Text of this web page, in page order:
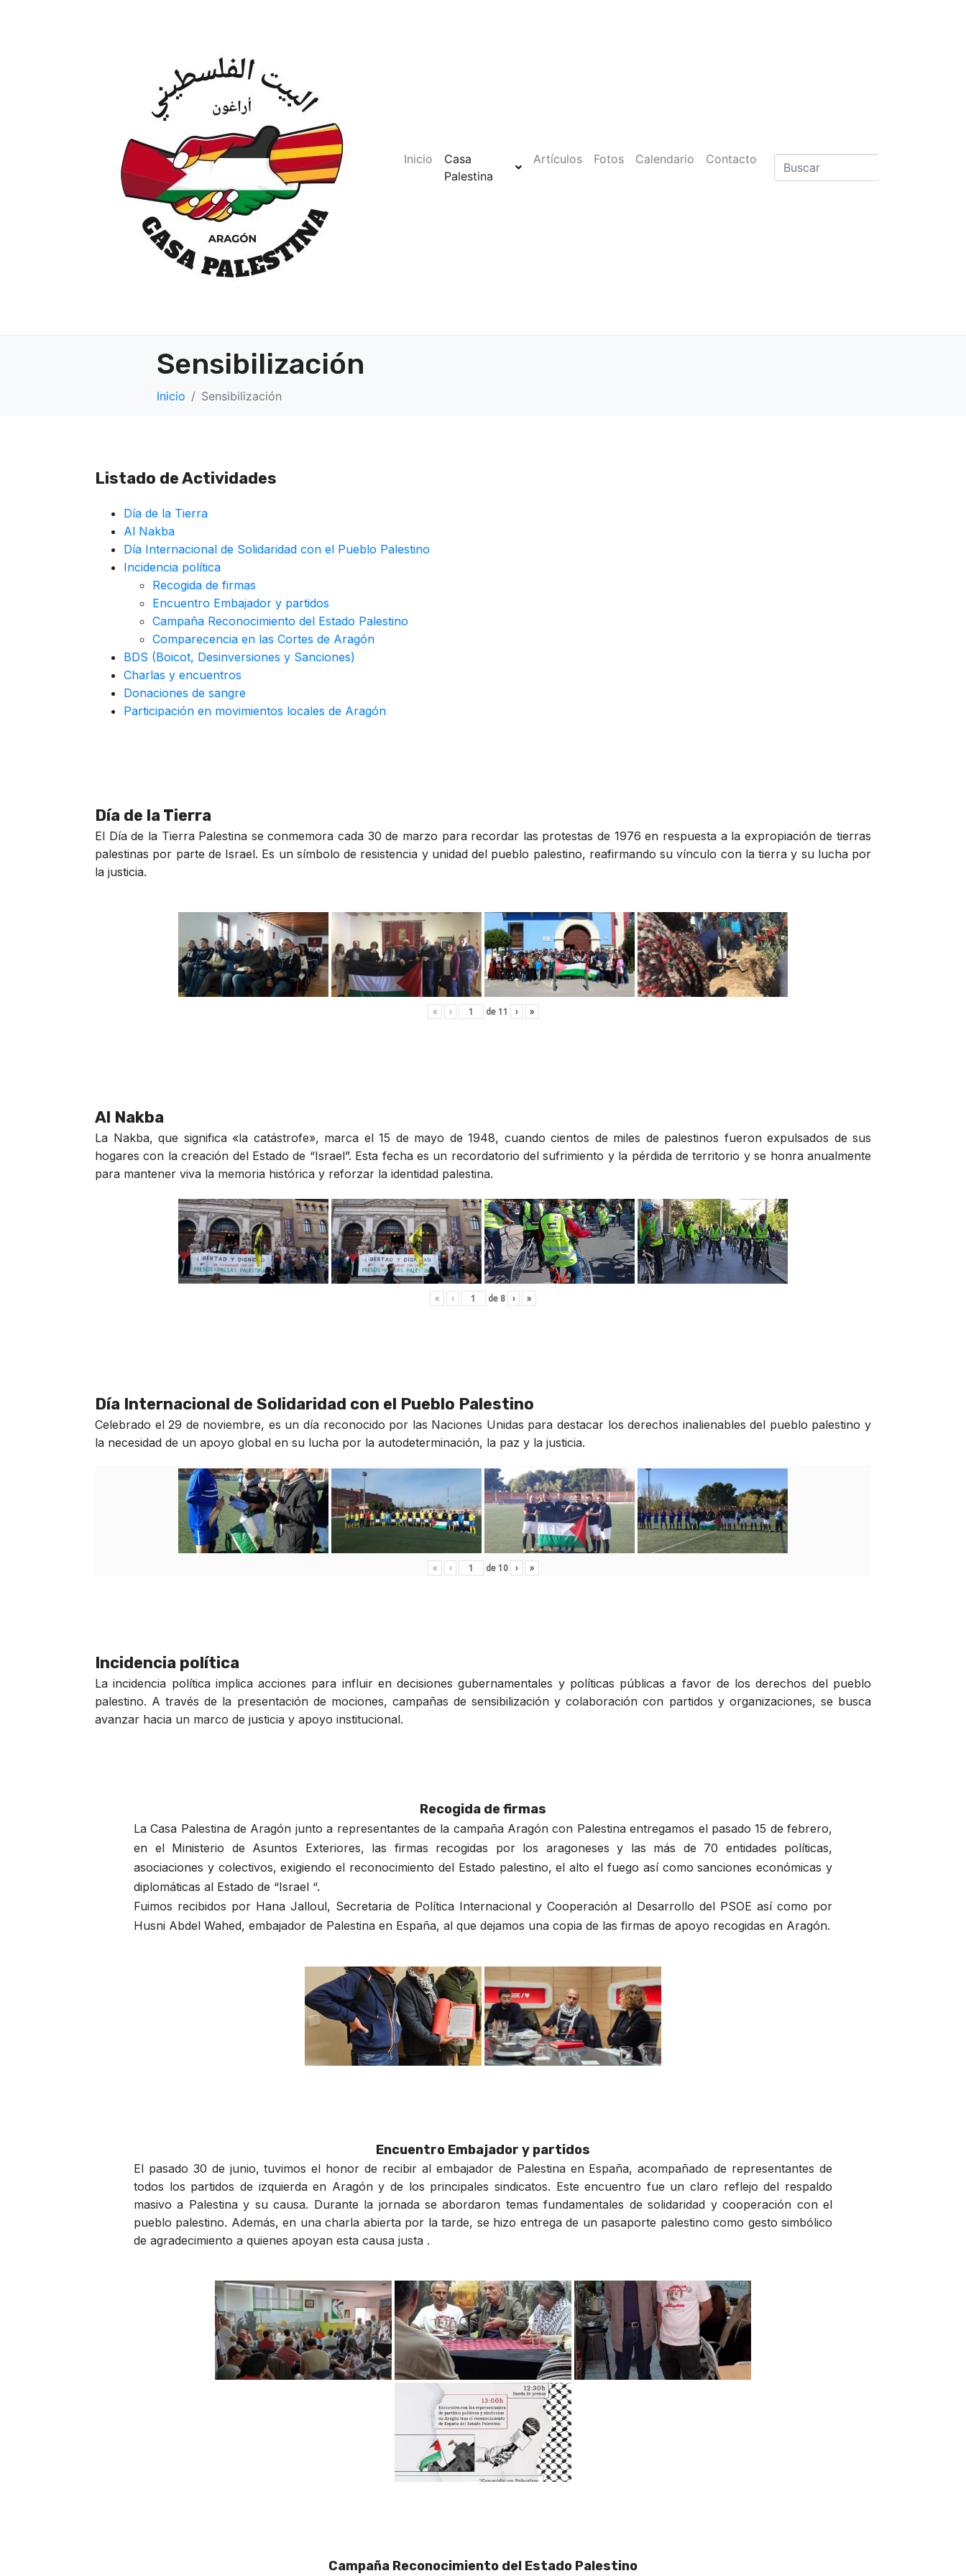
Inicio
Casa
Palestina
Artículos Fotos Calendario Contacto
Sensibilización
Inicio Sensibilización
Listado de Actividades
Día de la Tierra
Al Nakba
Día Internacional de Solidaridad con el Pueblo Palestino
Incidencia política
Recogida de firmas
Encuentro Embajador y partidos
Campaña Reconocimiento del Estado Palestino
Comparecencia en las Cortes de Aragón
BDS (Boicot, Desinversiones y Sanciones)
Charlas y encuentros
Donaciones de sangre
Participación en movimientos locales de Aragón
Día de la Tierra
El Día de la Tierra Palestina se conmemora cada 30 de marzo para recordar las protestas de 1976 en respuesta a la expropiación de tierras
palestinas por parte de Israel. Es un símbolo de resistencia y unidad del pueblo palestino, reafirmando su vínculo con la tierra y su lucha por
la justicia.
« ‹ de 11 › »
Al Nakba
La Nakba, que significa «la catástrofe», marca el 15 de mayo de 1948, cuando cientos de miles de palestinos fueron expulsados de sus
hogares con la creación del Estado de “Israel”. Esta fecha es un recordatorio del sufrimiento y la pérdida de territorio y se honra anualmente
para mantener viva la memoria histórica y reforzar la identidad palestina.
« ‹ de 8 › »
Día Internacional de Solidaridad con el Pueblo Palestino
Celebrado el 29 de noviembre, es un día reconocido por las Naciones Unidas para destacar los derechos inalienables del pueblo palestino y
la necesidad de un apoyo global en su lucha por la autodeterminación, la paz y la justicia.
« ‹ de 10 › »
Incidencia política
La incidencia política implica acciones para influir en decisiones gubernamentales y políticas públicas a favor de los derechos del pueblo
palestino. A través de la presentación de mociones, campañas de sensibilización y colaboración con partidos y organizaciones, se busca
avanzar hacia un marco de justicia y apoyo institucional.
Recogida de firmas
La Casa Palestina de Aragón junto a representantes de la campaña Aragón con Palestina entregamos el pasado 15 de febrero,
en el Ministerio de Asuntos Exteriores, las firmas recogidas por los aragoneses y las más de 70 entidades políticas,
asociaciones y colectivos, exigiendo el reconocimiento del Estado palestino, el alto el fuego así como sanciones económicas y
diplomáticas al Estado de “Israel “.
Fuimos recibidos por Hana Jalloul, Secretaria de Política Internacional y Cooperación al Desarrollo del PSOE así como por
Husni Abdel Wahed, embajador de Palestina en España, al que dejamos una copia de las firmas de apoyo recogidas en Aragón.
Encuentro Embajador y partidos
El pasado 30 de junio, tuvimos el honor de recibir al embajador de Palestina en España, acompañado de representantes de
todos los partidos de izquierda en Aragón y de los principales sindicatos. Este encuentro fue un claro reflejo del respaldo
masivo a Palestina y su causa. Durante la jornada se abordaron temas fundamentales de solidaridad y cooperación con el
pueblo palestino. Además, en una charla abierta por la tarde, se hizo entrega de un pasaporte palestino como gesto simbólico
de agradecimiento a quienes apoyan esta causa justa .
Campaña Reconocimiento del Estado Palestino